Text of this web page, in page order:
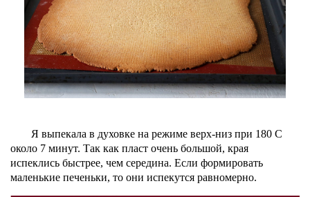
Я выпекала в духовке на режиме верх-низ при 180 С
около 7 минут. Так как пласт очень большой, края
испеклись быстрее, чем середина. Если формировать
маленькие печеньки, то они испекутся равномерно.